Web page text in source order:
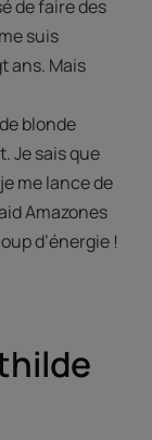
de faire des
suis
ans. Mais
blonde
Je sais que
me lance de
Amazones
d’énergie !